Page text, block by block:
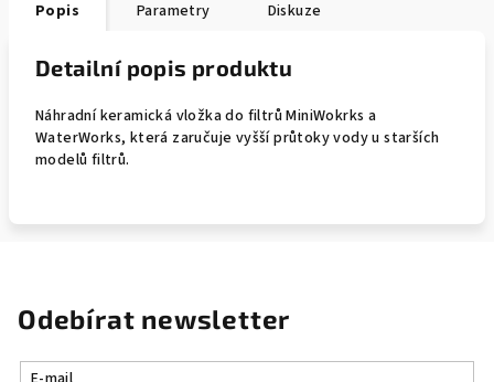
Popis Parametry Diskuze
Detailní popis produktu
Náhradní keramická vložka do filtrů MiniWokrks a
WaterWorks, která zaručuje vyšší průtoky vody u starších
modelů filtrů.
Odebírat newsletter